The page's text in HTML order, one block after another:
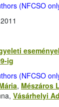
(NFCSO
ig
(NFCSO
, Mészáros
Vásárhelyi